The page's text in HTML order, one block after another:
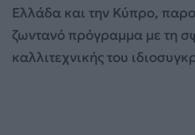
Ελλάδα και την Κύπρο,
ζωντανό πρόγραμμα με τη
καλλιτεχνικής του